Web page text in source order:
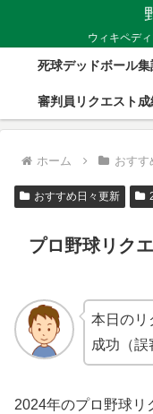
ウィキペデ
死球デッドボール集
審判員リクエスト成
ホーム おすす
おすすめ日々更新
プロ野球リク
本日のリ
成功（誤
2024年のプロ野球リ